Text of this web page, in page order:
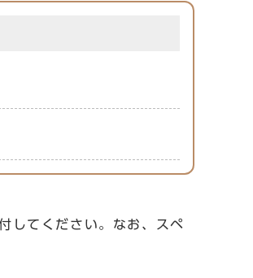
してください。なお、スペ